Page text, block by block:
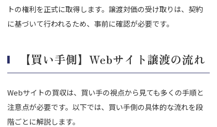
トの権利を正式に取得します。譲渡対価の受け取りは、契約
に基づいて行われるため、事前に確認が必要です。
【買い手側】Webサイト譲渡の流れ
Webサイトの買収は、買い手の視点から見ても多くの手順と
注意点が必要です。 以下では、買い手側の具体的な流れを段
階ごとに解説します。